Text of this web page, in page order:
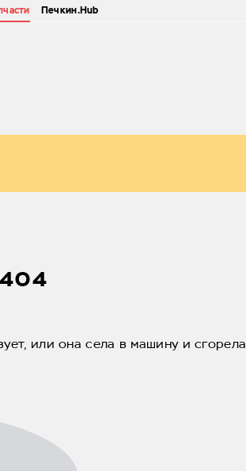
Печкин.Hub
404
или она села в машину и сгорела